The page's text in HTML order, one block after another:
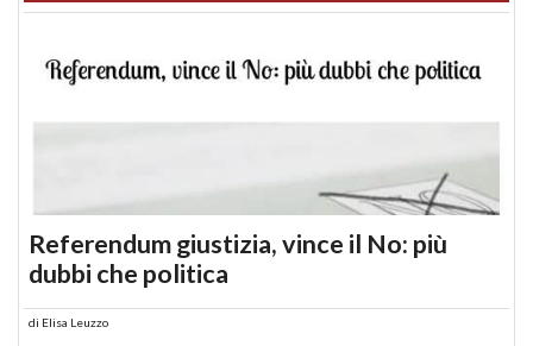
Referendum giustizia, vince il No: più
dubbi che politica
di Elisa Leuzzo